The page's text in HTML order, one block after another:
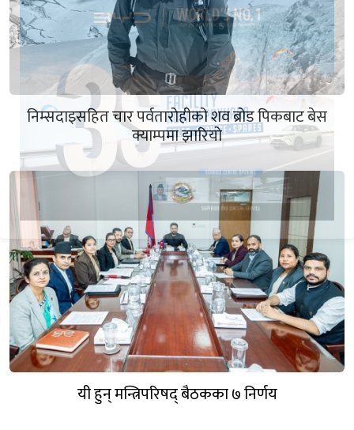
निम्सदाइसहित चार पर्वतारोहीको शव ब्रोड पिकबाट बेस
क्याम्पमा झारियो
यी हुन् मन्त्रिपरिषद् बैठकका ७ निर्णय